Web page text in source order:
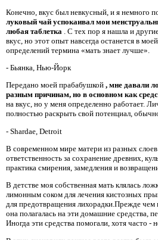
Конечно, вкус был невкусный, и я немного
луковый чай успокаивал мои
любая таблетка
. С тех пор я нашла и
вкус, но этот опыт навсегда останется в
определений термина «мать знает лучше».
- Бьянка, Нью-Йорк
Передано моей прабабушкой , мне давали
разным причинам, но в основном как
на вкус, но у меня определенно работает.
полностью раскрыть свой потенциал,
- Shardae, Detroit
В современном мире матери из разных
ответственность за сохранение древних,
практика смирения, замедления и
В детстве моя собственная мать клялась
лимонным соком для лечения кистозных
для предотвращения лихорадки.Прежде чем
она полагалась на эти домашние средства,
Иногда эти средства помогали, хотя часто -